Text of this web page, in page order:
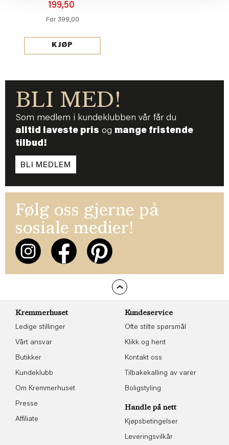
199,50
Før 399,00
KJØP
BLI MED!
Som medlem i kundeklubben vår får du
alltid laveste pris og mange fristende
tilbud!
BLI MEDLEM
Følg oss gjerne på
sosiale medier!
Kremmerhuset
Ledige stillinger
Vårt ansvar
Butikker
Kundeklubb
Om Kremmerhuset
Presse
Affiliate
Kundeservice
Ofte stilte spørsmål
Klikk og hent
Kontakt oss
Tilbakekalling av varer
Boligstyling
Handle på nett
Kjøpsbetingelser
Leveringsvilkår